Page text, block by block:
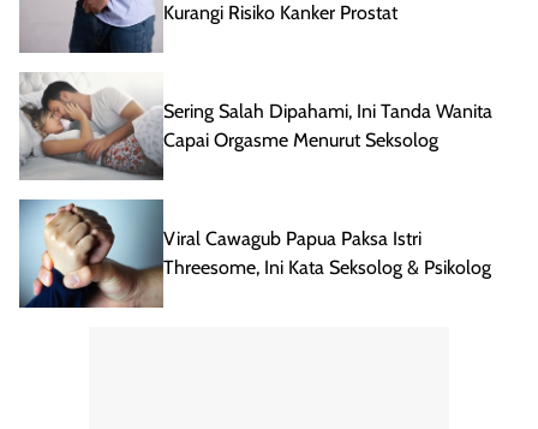
Kurangi Risiko Kanker Prostat
Sering Salah Dipahami, Ini Tanda Wanita
Capai Orgasme Menurut Seksolog
Viral Cawagub Papua Paksa Istri
Threesome, Ini Kata Seksolog & Psikolog